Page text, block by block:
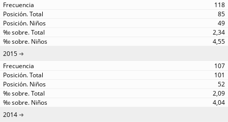
118
85
49
2,34
4,55
2015
107
101
52
2,09
4,04
2014